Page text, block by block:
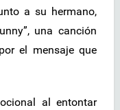
a su hermano,
una canción
el mensaje que
al entontar